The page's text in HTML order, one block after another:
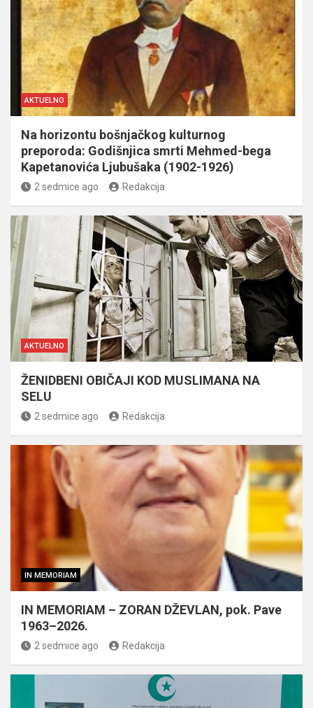
AKTUELNO
Na horizontu bošnjačkog kulturnog
preporoda: Godišnjica smrti Mehmed-bega
Kapetanovića Ljubušaka (1902-1926)
2 sedmice ago Redakcija
AKTUELNO
ŽENIDBENI OBIČAJI KOD MUSLIMANA NA
SELU
2 sedmice ago Redakcija
IN MEMORIAM
IN MEMORIAM – ZORAN DŽEVLAN, pok. Pave
1963–2026.
2 sedmice ago Redakcija